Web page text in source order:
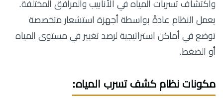
واكتشاف تسربات المياه في الأنابيب والمرافق المختلفة.
يعمل النظام عادةً بواسطة أجهزة استشعار متخصصة
توضع في أماكن استراتيجية لرصد تغيير في مستوى المياه
أو الضغط.
مكونات نظام كشف تسرب المياه: